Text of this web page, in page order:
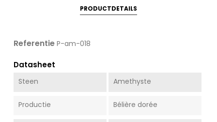
PRODUCTDETAILS
Referentie P-am-018
Datasheet
Steen Amethyste
Productie Bélière dorée